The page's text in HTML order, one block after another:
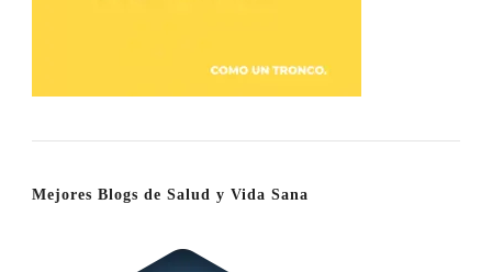
Mejores Blogs de Salud y Vida Sana